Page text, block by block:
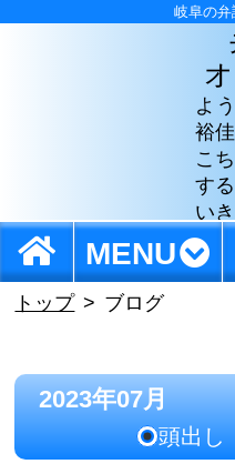
岐阜の
よ
裕
こ
す
い
MENU
トップ ブログ
2023年07月
頭出し